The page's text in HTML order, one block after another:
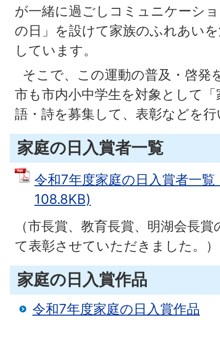
が一緒に過ごしコミュニケーシ
の日」を設けて家族のふれあい
しています。
そこで、この運動の普及・啓発
市も市内小中学生を対象として
語・詩を募集して、表彰などを
家庭の日入賞者一覧
令和7年度家庭の日入賞者一
108.8KB)
（市長賞、教育長賞、明湖会長
て表彰させていただきました。）
家庭の日入賞作品
令和7年度家庭の日入賞作品